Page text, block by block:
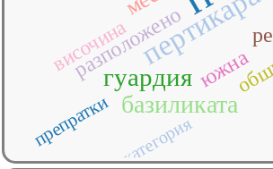
пертикара
гуардия
базиликата
разположено южна
височина
препратки категория